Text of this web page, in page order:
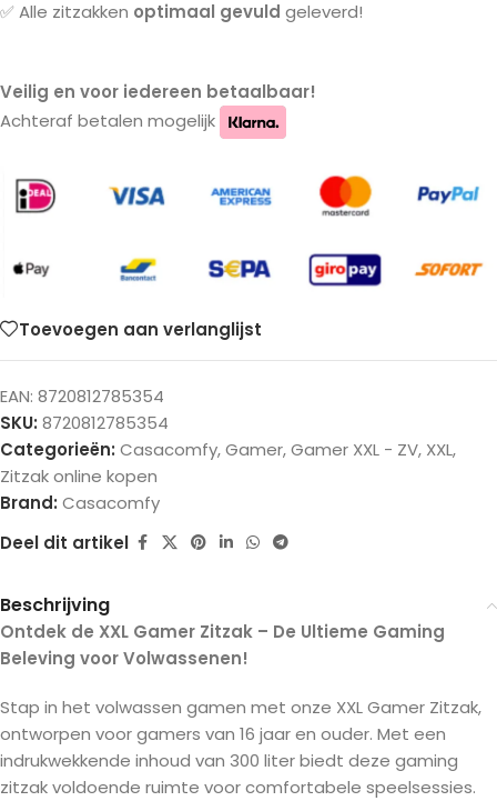
✅ Alle zitzakken optimaal gevuld geleverd!
Veilig en voor iedereen betaalbaar!
Achteraf betalen mogelijk
Toevoegen aan verlanglijst
EAN: 8720812785354
SKU: 8720812785354
Categorieën: Casacomfy,Gamer,Gamer XXL - ZV, XXL,
Zitzak online kopen
Brand: Casacomfy
Deel dit artikel
Beschrijving
Ontdek de XXL Gamer Zitzak – De Ultieme Gaming
Beleving voor Volwassenen!
Stap in het volwassen gamen met onze XXL Gamer Zitzak,
ontworpen voor gamers van 16 jaar en ouder. Met een
indrukwekkende inhoud van 300 liter biedt deze gaming
zitzak voldoende ruimte voor comfortabele speelsessies.